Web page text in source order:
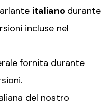
italiano durante
incluse nel
fornita durante
del nostro